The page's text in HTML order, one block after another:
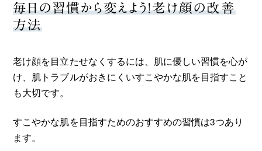
毎日の習慣から変えよう！老け顔の改善
方法
老け顔を目立たせなくするには、肌に優しい習慣を心が
け、肌トラブルがおきにくいすこやかな肌を目指すこと
も大切です。
すこやかな肌を目指すためのおすすめの習慣は3つあり
ます。